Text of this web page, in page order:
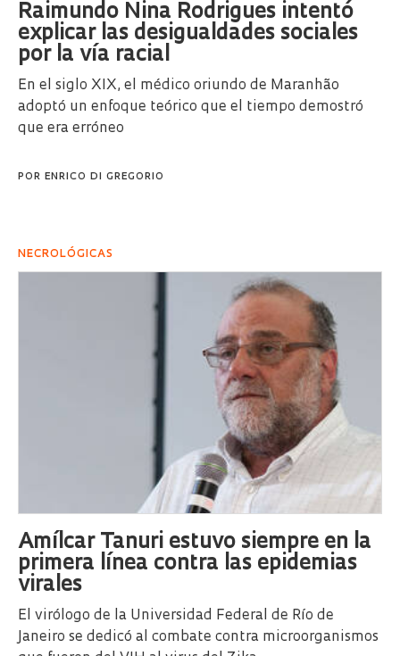
Raimundo Nina Rodrigues intentó
explicar las desigualdades sociales
por la vía racial
En el siglo XIX, el médico oriundo de Maranhão
adoptó un enfoque teórico que el tiempo demostró
que era erróneo
POR ENRICO DI GREGORIO
NECROLÓGICAS
Amílcar Tanuri estuvo siempre en la
primera línea contra las epidemias
virales
El virólogo de la Universidad Federal de Río de
Janeiro se dedicó al combate contra microorganismos